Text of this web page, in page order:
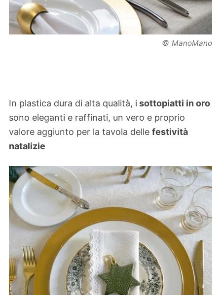
© ManoMano
In plastica dura di alta qualità, i sottopiatti in oro
sono eleganti e raffinati, un vero e proprio
valore aggiunto per la tavola delle festività
natalizie